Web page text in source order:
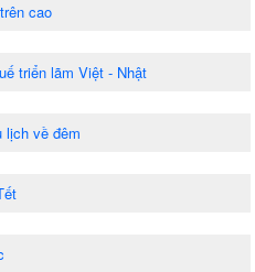
cao
triển lãm Việt - Nhật
lịch về đêm